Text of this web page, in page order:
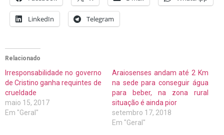
LinkedIn Telegram
Relacionado
Irresponsabilidade no governo
de Cristino ganha requintes de
crueldade
maio 15, 2017
Em "Geral"
Araiosenses andam até 2 Km
na sede para conseguir água
para beber, na zona rural
situação é ainda pior
setembro 17, 2018
Em "Geral"